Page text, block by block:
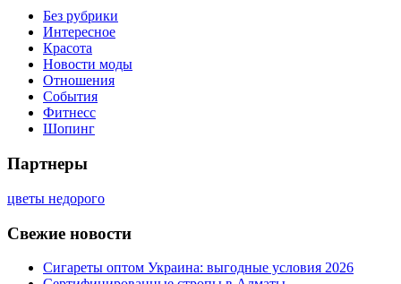
Без рубрики
Интересное
Красота
Новости моды
Отношения
События
Фитнесс
Шопинг
Партнеры
цветы недорого
Свежие новости
Сигареты оптом Украина: выгодные условия 2026